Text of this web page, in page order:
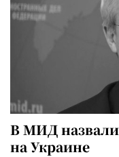
В МИД
на Украине